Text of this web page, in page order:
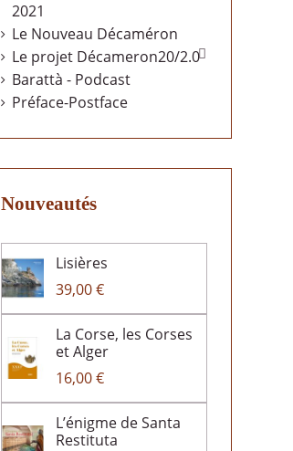
2021
Le Nouveau Décaméron
Le projet Décameron20/2.0
Barattà - Podcast
Préface-Postface
Nouveautés
Lisières
39,00 €
La Corse, les Corses
et Alger
16,00 €
L’énigme de Santa
Restituta